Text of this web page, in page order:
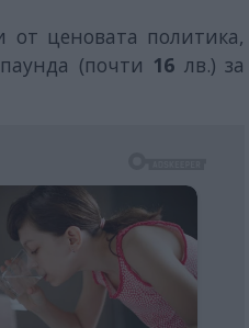
от ценовата политика,
паунда (почти 16 лв.) за